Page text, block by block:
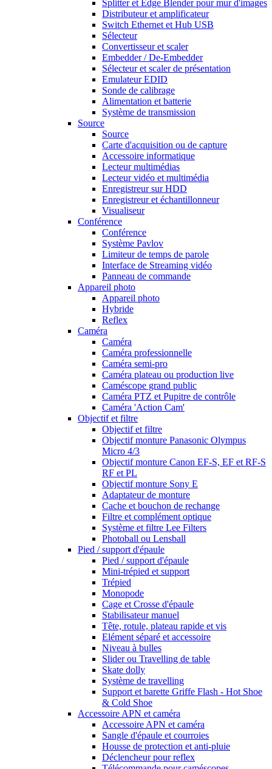
Splitter et Edge Blender pour mur d'images
Distributeur et amplificateur
Switch Ethernet et Hub USB
Sélecteur
Convertisseur et scaler
Embedder / De-Embedder
Sélecteur et scaler de présentation
Emulateur EDID
Sonde de calibrage
Alimentation et batterie
Système de transmission
Source
Source
Carte d'acquisition ou de capture
Accessoire informatique
Lecteur multimédias
Lecteur vidéo et multimédia
Enregistreur sur HDD
Enregistreur et échantillonneur
Visualiseur
Conférence
Conférence
Système Pavlov
Limiteur de temps de parole
Interface de Streaming vidéo
Panneau de commande
Appareil photo
Appareil photo
Hybride
Reflex
Caméra
Caméra
Caméra professionnelle
Caméra semi-pro
Caméra plateau ou production live
Caméscope grand public
Caméra PTZ et Pupitre de contrôle
Caméra 'Action Cam'
Objectif et filtre
Objectif et filtre
Objectif monture Panasonic Olympus
Micro 4/3
Objectif monture Canon EF-S, EF et RF-S
RF et PL
Objectif monture Sony E
Adaptateur de monture
Cache et bouchon de rechange
Filtre et complément optique
Système et filtre Lee Filters
Photoball ou Lensball
Pied / support d'épaule
Pied / support d'épaule
Mini-trépied et support
Trépied
Monopode
Cage et Crosse d'épaule
Stabilisateur manuel
Tête, rotule, plateau rapide et vis
Elément séparé et accessoire
Niveau à bulles
Slider ou Travelling de table
Skate dolly
Système de travelling
Support et barette Griffe Flash - Hot Shoe
& Cold Shoe
Accessoire APN et caméra
Accessoire APN et caméra
Sangle d'épaule et courroies
Housse de protection et anti-pluie
Déclencheur pour reflex